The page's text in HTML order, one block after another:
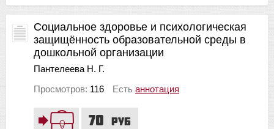
70 руб
Социальное здоровье и психологическая
защищённость образовательной среды в
дошкольной организации
Пантелеева Н. Г.
Просмотров: 116 Есть аннотация